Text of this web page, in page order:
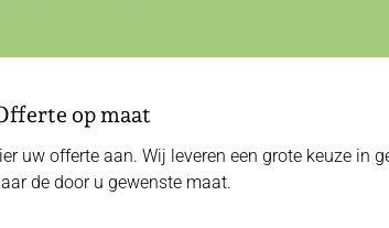
op maat
uw offerte aan. Wij leveren een grote keuze in
de door u gewenste maat.